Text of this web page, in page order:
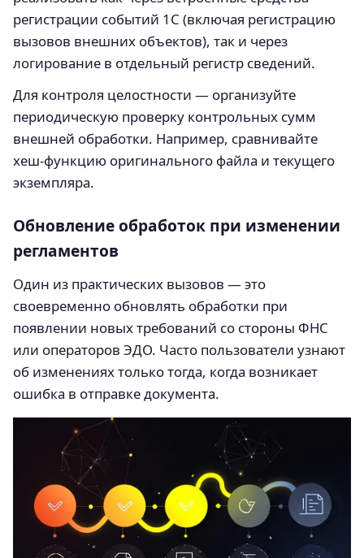
регистрации событий 1С (включая регистрацию
вызовов внешних объектов), так и через
логирование в отдельный регистр сведений.
Для контроля целостности — организуйте
периодическую проверку контрольных сумм
внешней обработки. Например, сравнивайте
хеш-функцию оригинального файла и текущего
экземпляра.
Обновление обработок при изменении
регламентов
Один из практических вызовов — это
своевременно обновлять обработки при
появлении новых требований со стороны ФНС
или операторов ЭДО. Часто пользователи узнают
об изменениях только тогда, когда возникает
ошибка в отправке документа.